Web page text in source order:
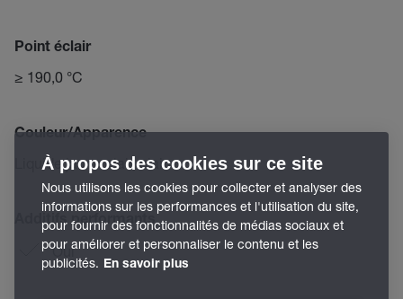
Point éclair
≥ 190,0 °C
Couleur/Apparence
Liquide jaune clair, clair
Additifs performants
Oui
À propos des cookies sur ce site
Nous utilisons les cookies pour collecter et analyser des
informations sur les performances et l'utilisation du site,
pour fournir des fonctionnalités de médias sociaux et
pour améliorer et personnaliser le contenu et les
publicités. En savoir plus